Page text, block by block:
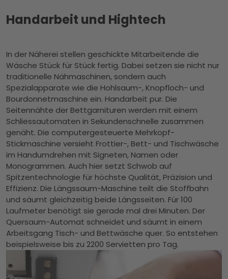
Handarbeit und Hightech
In der Näherei stellen geschickte Mitarbeitende die
Wäsche Stück für Stück fertig. Dabei setzen sie nicht nur
traditionelle Nähmaschinen, sondern auch
Spezialapparate wie die Hohlsaum-, Knopfloch- und
Bourdonnetmaschine ein. Handarbeit pur. Die
Seitennähte der Bettgarnituren werden mit einem
Schliessautomaten in Sekundenschnelle zusammen
genäht. Die computergesteuerte Mehrkopf-
Stickmaschine versieht Frottier-, Bett- und Tischwäsche
im Handumdrehen mit Signeten, Namen oder
Monogrammen. Auch hier setzt Schwob auf
Spitzentechnologie für höchste Qualität, Präzision und
Effizienz. Die Längssaum-Maschine teilt die Stoffbahn
und säumt gleichzeitig beide Längsseiten. Für 100
Laufmeter benötigt sie gerade mal drei Minuten. Der
Quersaum-Automat schneidet und säumt in einem
Arbeitsgang Tisch- und Bettwäsche quer. So entstehen
beispielsweise bis zu 2200 Servietten pro Tag.